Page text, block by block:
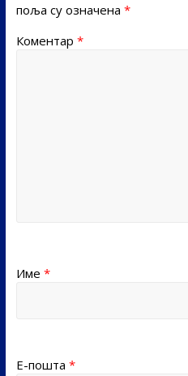
поља су означена *
Коментар *
Име *
Е-пошта *